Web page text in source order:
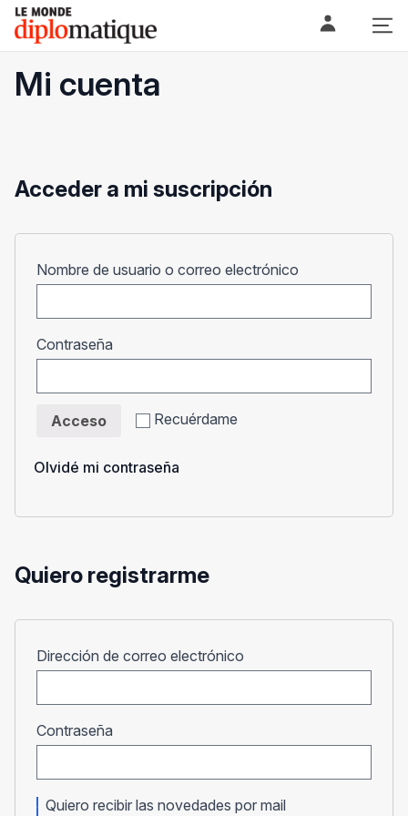
Skip
content
Le monde diplomatique
Mi cuenta
Acceder a mi suscripción
Nombre de usuario o correo electrónico
Contraseña
Recuérdame
Acceso
Olvidé mi contraseña
Quiero registrarme
Dirección de correo electrónico
Contraseña
Quiero recibir las novedades por mail